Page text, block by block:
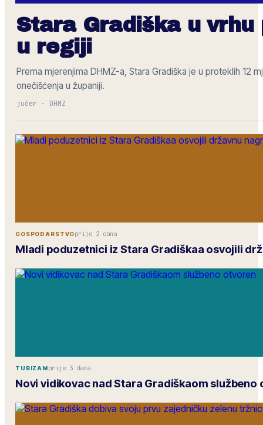
Stara Gradiška u
u regiji
Prema mjerenjima DHMZ-a, Stara Gradiška je u proteklih 12
onečišćenja u županiji.
jučer · DHMZ
GOSPODARSTVOprije 2 dana
Mladi poduzetnici iz Stara Gradiškaa osvojili
TURIZAMprije 3 dana
Novi vidikovac nad Stara Gradiškaom službeno